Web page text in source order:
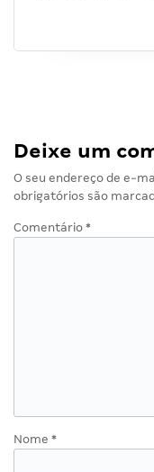
Deixe um
O seu endereço de e-
obrigatórios são
Comentário *
Nome *